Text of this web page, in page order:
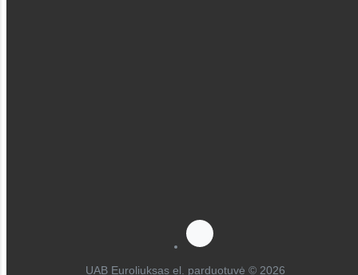
UAB Euroliuksas el. parduotuvė © 2026